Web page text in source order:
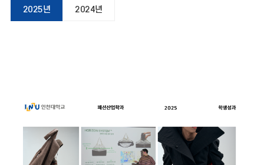
2025년 2024년